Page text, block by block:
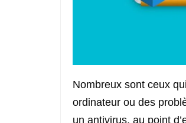
Nombreux sont ceux
ordinateur ou des
un antivirus, au point